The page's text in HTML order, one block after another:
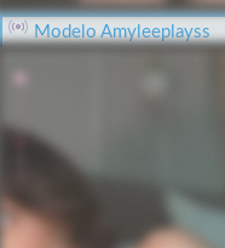
Modelo Amyleeplayss